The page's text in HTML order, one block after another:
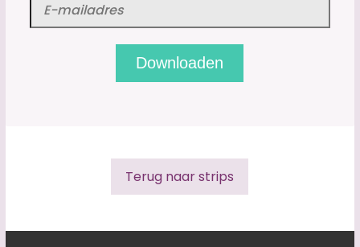
Terug naar strips